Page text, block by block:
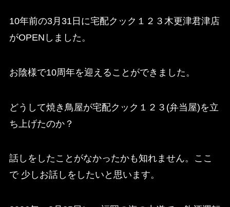
10年前の3月31日に宅配クック１２３木更津君津店
がOPENしました。
お陰様で10周年を迎えることができました。
どうして焼き鳥屋が宅配クック１２３(弁当屋)を立
ち上げたのか？
話しをしたことがなかったかも知れません。ここ
で 少しお話しをしたいと思います。